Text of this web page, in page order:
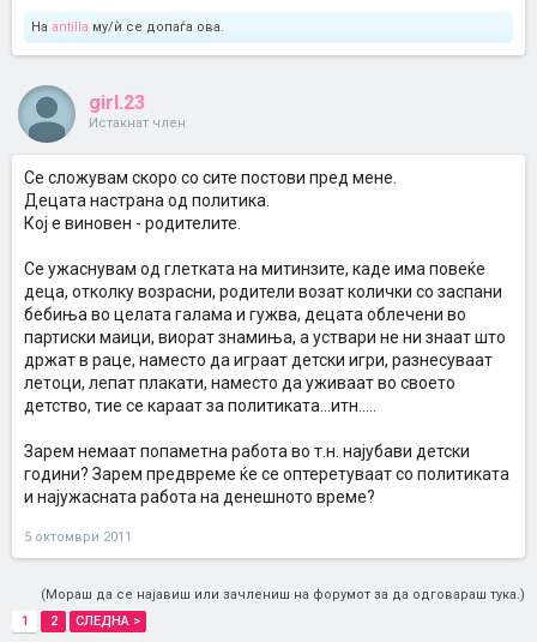
На antilla му/ѝ се допаѓа ова.
girl.23
Истакнат член
Се сложувам скоро со сите постови пред мене.
Децата настрана од политика.
Кој е виновен - родителите.
Се ужаснувам од глетката на митинзите, каде има повеќе
деца, отколку возрасни, родители возат колички со заспани
бебиња во целата галама и гужва, децата облечени во
партиски маици, виорат знамиња, а уствари не ни знаат што
држат в раце, наместо да играат детски игри, разнесуваат
летоци, лепат плакати, наместо да уживаат во своето
детство, тие се караат за политиката...итн.....
Зарем немаат попаметна работа во т.н. најубави детски
години? Зарем предвреме ќе се оптеретуваат со политиката
и најужасната работа на денешното време?
5 октомври 2011
(Мораш да се најавиш или зачлениш на форумот за да одговараш тука.)
1
2 СЛЕДНА >